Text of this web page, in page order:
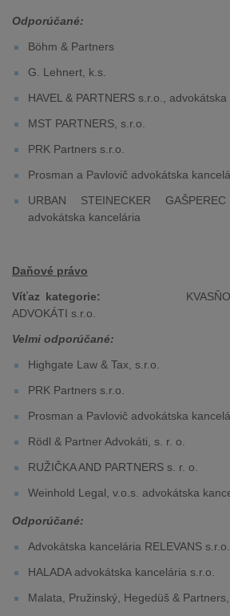
Odporúčané:
Böhm & Partners
G. Lehnert, k.s.
HAVEL & PARTNERS s.r.o.,
MST PARTNERS, s.r.o.
PRK Partners s.r.o.
Prosman a Pavlovič advokátska
URBAN STEINECKER
advokátska kancelária
Daňové právo
Víťaz kategorie:
ADVOKÁTI s.r.o.
Velmi odporúčané:
Highgate Law & Tax, s.r.o.
PRK Partners s.r.o.
Prosman a Pavlovič advokátska
Rödl & Partner Advokáti, s. r. o.
RUŽIČKA AND PARTNERS s. r. o.
Weinhold Legal, v.o.s. advokátska
Odporúčané:
Advokátska kancelária RELEVANS s.r.o.
HALADA advokátska kancelária s.r.o.
Malata, Pružinský, Hegedüš & Partners,